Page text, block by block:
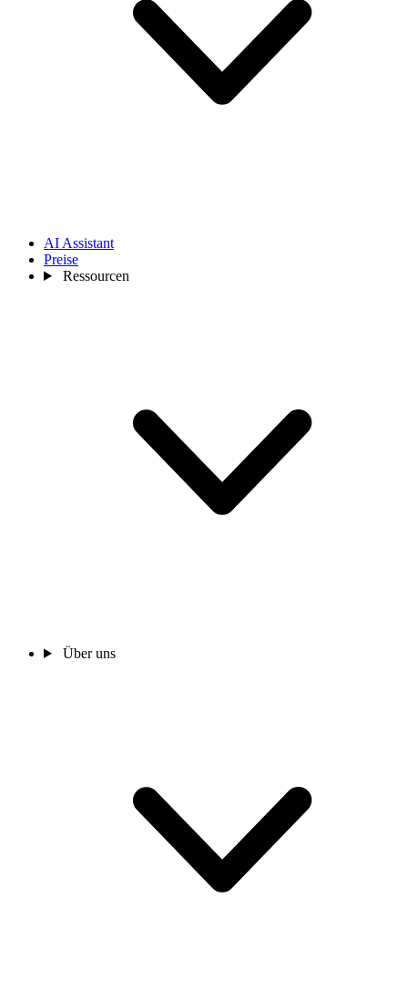
AI Assistant
Preise
Ressourcen
Über uns